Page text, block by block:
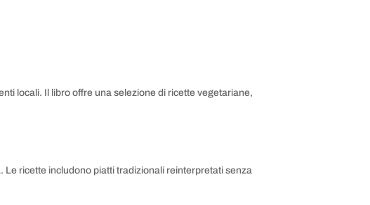
locali. Il libro offre una selezione di ricette vegetariane,
Le ricette includono piatti tradizionali reinterpretati senza